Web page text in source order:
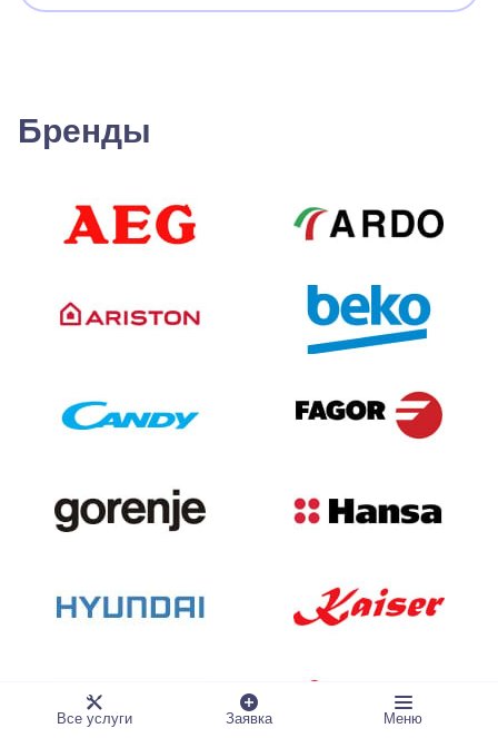
Бренды
Все услуги Заявка Меню